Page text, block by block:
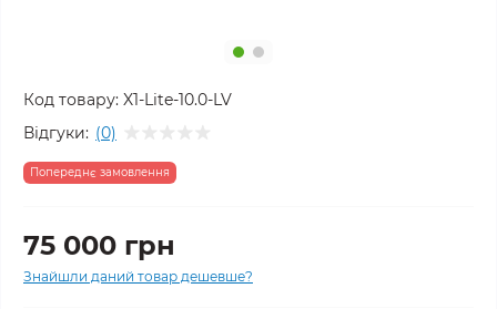
Код товару: X1-Lite-10.0-LV
Відгуки: (0)
Попереднє замовлення
75 000 грн
Знайшли даний товар дешевше?